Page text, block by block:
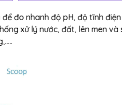
đo nhanh độ pH, độ tĩnh điện
xử lý nước, đất, lên men
.